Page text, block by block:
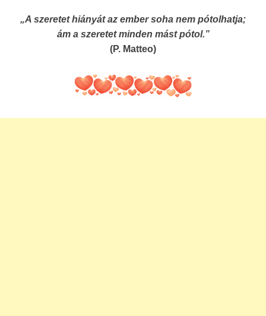
„A szeretet hiányát az ember soha nem pótolhatja;
ám a szeretet minden mást pótol.”
(P. Matteo)